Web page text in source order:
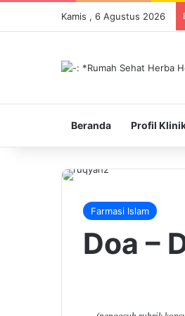
Kamis , 6 Agustus 2026
Beranda Profil
Farmasi Islam
Doa –